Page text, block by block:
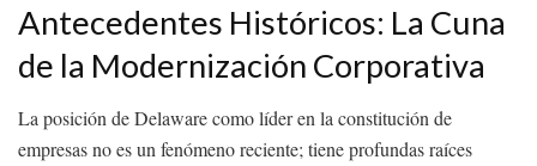
Antecedentes Históricos: La Cuna
de la Modernización Corporativa
La posición de Delaware como líder en la constitución de
empresas no es un fenómeno reciente; tiene profundas raíces